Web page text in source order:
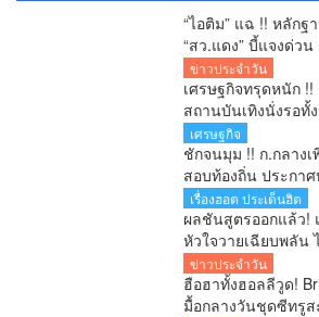
“ไอติม” แฉ !! หลักฐ
“สว.แดง” บี้แจงด่ว
ข้อสงสัยคดีเลือก สว.
ข่าวประจำวัน
เศรษฐกิจทรุดหนัก !!
สถานบันเทิงนั่งรอทั้
บริการ โซเชียลสะ
เศรษฐกิจ
ชักจนมุม !! ก.กลาง
สอบท้องถิ่น ประกา
ยืนยันพร้อมสู้ทุกคดี
ข้อหา
เรื่องฮอต ประเด็นฮิต
ผลชันสูตรออกแล้ว!
หัวใจวายเฉียบพลัน
ทำร้าย รอผลสารพิ
ข่าวประจำวัน
ฮือฮาทั้งฮอลลีวูด!
มื้อกลางวันชุดซีทรูส